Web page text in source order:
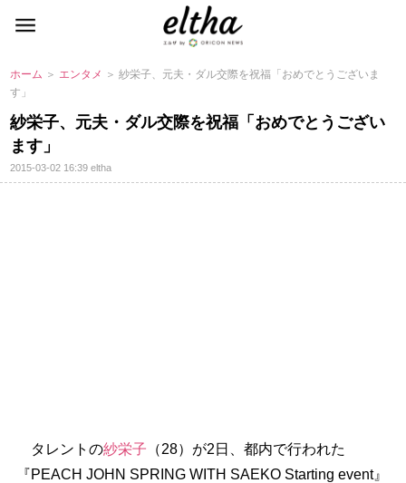
ホーム ＞ エンタメ ＞ 紗栄子、元夫・ダル交際を祝福「おめでとうございま
す」
紗栄子、元夫・ダル交際を祝福「おめでとうござい
ます」
2015-03-02 16:39eltha
タレントの紗栄子 （28）が2日、都内で行われた
『PEACH JOHN SPRING WITH SAEKO Starting event』